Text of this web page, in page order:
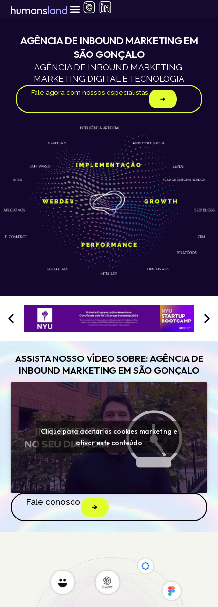
para
conteúdoAGÊNCIA DE INBOUND MARKETING EM
SÃO GONÇALO
AGÊNCIA DE INBOUND MARKETING,
MARKETING DIGITAL E TECNOLOGIA
Fale agora com nossos especialistas
GOOGLE ADS LINKEDIN ADS
APLICATIVOS
SITES
E-COMMERCE
META ADS
CRM
RELATÓRIOS
SEO/ BLOGS
FLUXOS AUTOMATIZADOS
INTELIGÊNCIA ARTIFICIAL
PLUGIN | API
SOFTWARES
ASSISTENTE VIRTUAL
LEADS
ASSISTA NOSSO VÍDEO SOBRE: AGÊNCIA DE
INBOUND MARKETING EM SÃO GONÇALO
Clique para aceitar os cookies marketing e
ativar este conteúdo
Fale conosco